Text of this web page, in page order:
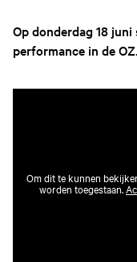
Op donderdag 18
performance in de
Om dit te kunnen
worden toegestaan.